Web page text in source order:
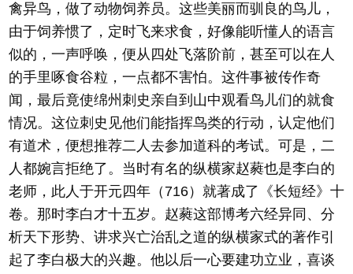
禽异鸟，做了动物饲养员。这些美丽而驯良的鸟儿，
由于饲养惯了，定时飞来求食，好像能听懂人的语言
似的，一声呼唤，便从四处飞落阶前，甚至可以在人
的手里啄食谷粒，一点都不害怕。这件事被传作奇
闻，最后竟使绵州刺史亲自到山中观看鸟儿们的就食
情况。这位刺史见他们能指挥鸟类的行动，认定他们
有道术，便想推荐二人去参加道科的考试。可是，二
人都婉言拒绝了。当时有名的纵横家赵蕤也是李白的
老师，此人于开元四年（716）就著成了《长短经》十
卷。那时李白才十五岁。赵蕤这部博考六经异同、分
析天下形势、讲求兴亡治乱之道的纵横家式的著作引
起了李白极大的兴趣。他以后一心要建功立业，喜谈